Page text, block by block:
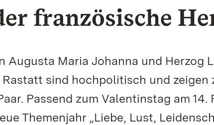
französische
Augusta Maria Johanna und Herzog
sind hochpolitisch und zeigen
Passend zum Valentinstag am 14.
Themenjahr „Liebe, Lust,